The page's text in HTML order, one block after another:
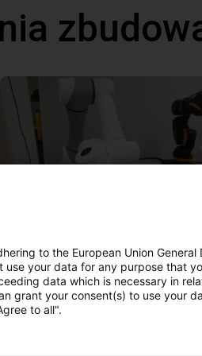
91 843,48 zł
Dobot
to the European Union General
use your data for any purpose that
data which is necessary in
grant your consent(s) to use your
to all".